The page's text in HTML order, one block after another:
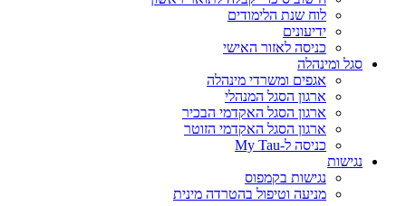
לוח שנת הלימודים
ידיעונים
כניסה לאזור האישי
סגל ומינהלה
אגפים ומשרדי מינהלה
ארגון הסגל המנהלי
ארגון הסגל האקדמי הבכיר
ארגון הסגל האקדמי הזוטר
כניסה ל-My Tau
נגישות
נגישות בקמפוס
מניעה וטיפול בהטרדה מינית